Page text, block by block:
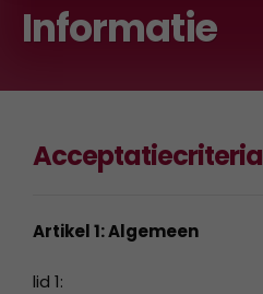
Informatie
Acceptatiecriteria
Artikel 1: Algemeen
lid 1: